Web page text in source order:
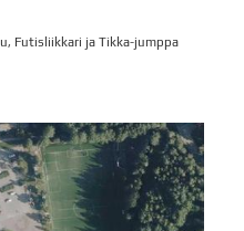
Futisliikkari ja Tikka-jumppa